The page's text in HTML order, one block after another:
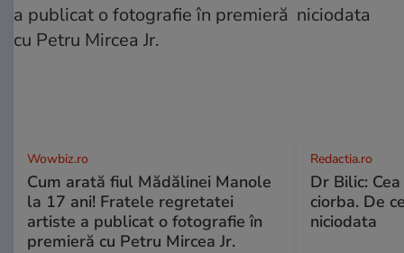
Wowbiz.ro
Cum arată fiul Mădălinei Manole
la 17 ani! Fratele regretatei
artiste a publicat o fotografie în
premieră cu Petru Mircea Jr.
Redactia.ro
Dr Bilic:
ciorba. De
niciodata